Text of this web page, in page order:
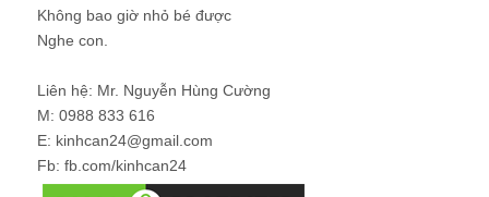
Không bao giờ nhỏ bé được
Nghe con.
Liên hệ: Mr. Nguyễn Hùng Cường
M: 0988 833 616
E: kinhcan24@gmail.com
Fb: fb.com/kinhcan24